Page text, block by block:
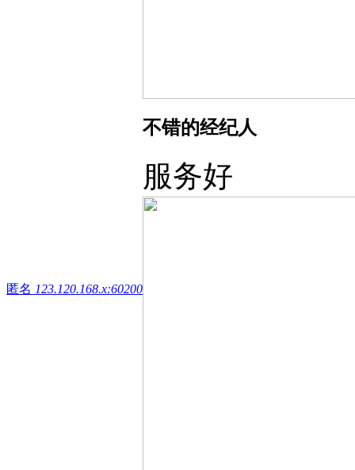
匿名 123.120.168.x:60200
不错的经纪人
服务好